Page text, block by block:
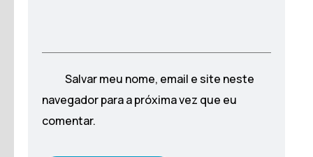
Salvar meu nome, email e site neste
navegador para a próxima vez que eu
comentar.